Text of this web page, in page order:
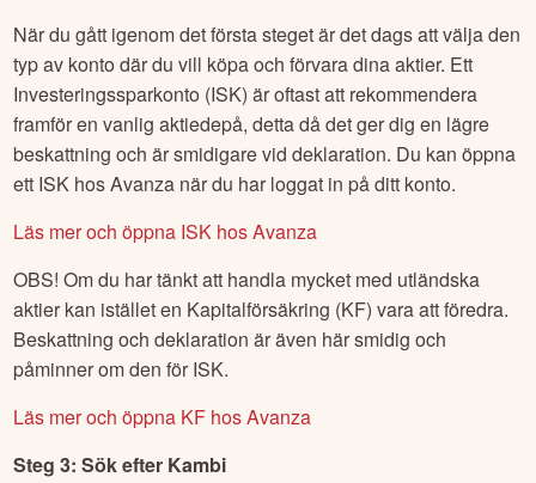
När du gått igenom det första steget är det dags att välja den
typ av konto där du vill köpa och förvara dina aktier. Ett
Investeringssparkonto (ISK) är oftast att rekommendera
framför en vanlig aktiedepå, detta då det ger dig en lägre
beskattning och är smidigare vid deklaration. Du kan öppna
ett ISK hos Avanza när du har loggat in på ditt konto.
Läs mer och öppna ISK hos Avanza
OBS! Om du har tänkt att handla mycket med utländska
aktier kan istället en Kapitalförsäkring (KF) vara att föredra.
Beskattning och deklaration är även här smidig och
påminner om den för ISK.
Läs mer och öppna KF hos Avanza
Steg 3: Sök efter Kambi